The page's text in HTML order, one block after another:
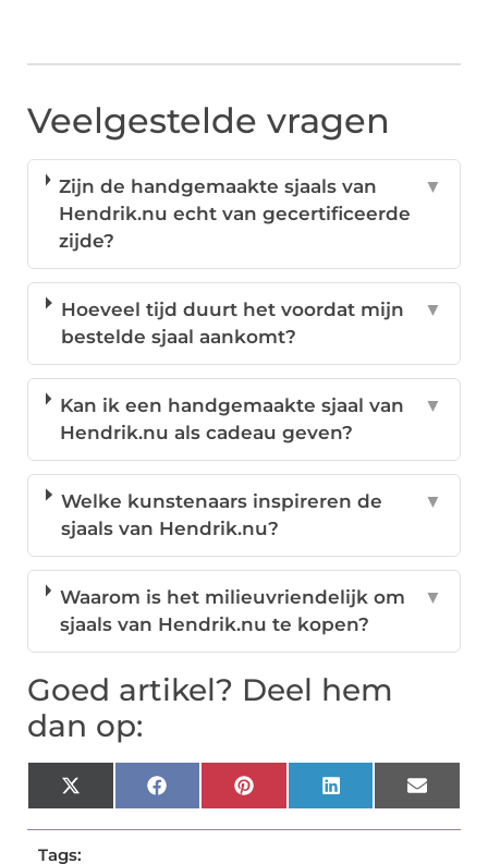
Veelgestelde vragen
Zijn de handgemaakte sjaals van
Hendrik.nu echt van gecertificeerde
zijde?
▼
Hoeveel tijd duurt het voordat mijn
bestelde sjaal aankomt?
▼
Kan ik een handgemaakte sjaal van
Hendrik.nu als cadeau geven?
▼
Welke kunstenaars inspireren de
sjaals van Hendrik.nu?
▼
Waarom is het milieuvriendelijk om
sjaals van Hendrik.nu te kopen?
▼
Goed artikel? Deel hem
dan op:
X
(Twitter)
FacebookPinterestLinkedInEmail
Tags: